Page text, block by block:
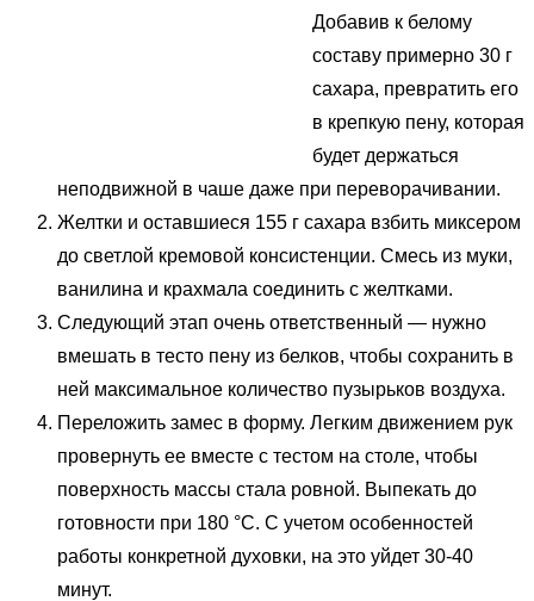
Добавив к белому
составу примерно 30 г
сахара, превратить его
в крепкую пену, которая
будет держаться
неподвижной в чаше даже при переворачивании.
Желтки и оставшиеся 155 г сахара взбить миксером
до светлой кремовой консистенции. Смесь из муки,
ванилина и крахмала соединить с желтками.
Следующий этап очень ответственный — нужно
вмешать в тесто пену из белков, чтобы сохранить в
ней максимальное количество пузырьков воздуха.
Переложить замес в форму. Легким движением рук
провернуть ее вместе с тестом на столе, чтобы
поверхность массы стала ровной. Выпекать до
готовности при 180 °С. С учетом особенностей
работы конкретной духовки, на это уйдет 30-40
минут.